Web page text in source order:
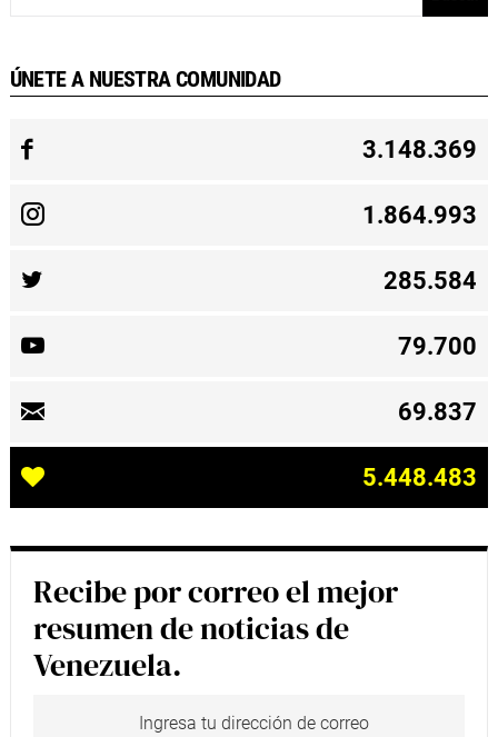
ÚNETE A NUESTRA COMUNIDAD
3.148.369
1.864.993
285.584
79.700
69.837
5.448.483
Recibe por correo el mejor
resumen de noticias de
Venezuela.